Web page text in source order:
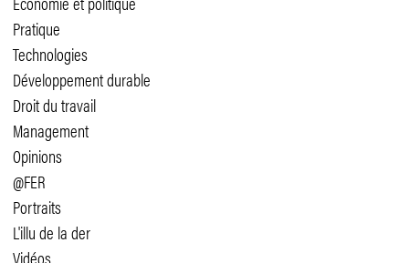
Pratique
Technologies
Développement durable
Droit du travail
Management
Opinions
@FER
Portraits
L'illu de la der
Vidéos